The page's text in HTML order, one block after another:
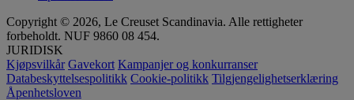
Copyright © 2026, Le Creuset Scandinavia. Alle rettigheter
forbeholdt. NUF 9860 08 454.
JURIDISK
Kjøpsvilkår Gavekort Kampanjer og konkurranser
Databeskyttelsespolitikk Cookie-politikk Tilgjengelighetserklæring
Åpenhetsloven